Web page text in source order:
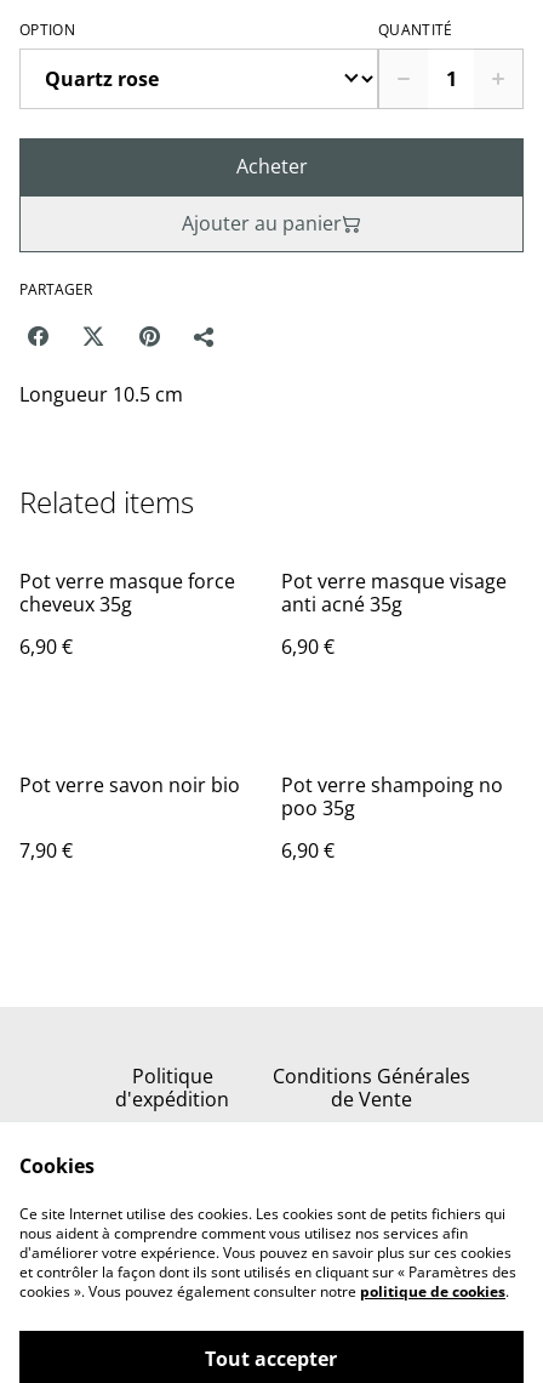
OPTION QUANTITÉ
Acheter
Ajouter au panier
PARTAGER
Longueur 10.5 cm
Related items
Pot verre masque force
cheveux 35g
6,90 €
Pot verre masque visage
anti acné 35g
6,90 €
Pot verre savon noir bio
7,90 €
Pot verre shampoing no
poo 35g
6,90 €
Politique
d'expédition
Conditions Générales
de Vente
Nous contacter
Cookies
Ce site Internet utilise des cookies. Les cookies sont de petits fichiers qui
nous aident à comprendre comment vous utilisez nos services afin
d'améliorer votre expérience. Vous pouvez en savoir plus sur ces cookies
et contrôler la façon dont ils sont utilisés en cliquant sur « Paramètres des
cookies ». Vous pouvez également consulter notre politique de cookies.
Tout accepter